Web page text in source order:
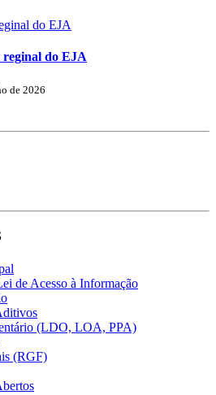
do EJA
do EJA
de 2026
de Acesso à Informação
(LDO, LOA, PPA)
(RGF)